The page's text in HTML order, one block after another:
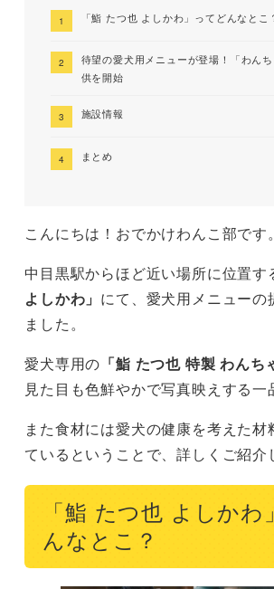
「鮨 たつ也 よしかわ」ってどんなとこ
待望の愛犬用メニューが登場！「わん
供を開始
施設情報
まとめ
こんにちは！おでかけわんこ部です。
中目黒駅からほど近い場所に位置す
よしかわ」 にて、愛犬用メニューの
ました。
愛犬専用の 「鮨 たつ也 特製 わんち
見た目も色鮮やかで写真映えする一
また食材には愛犬の健康を考えた材
ているということで、詳しくご紹介
「鮨 たつ也 よしかわ
んなとこ？